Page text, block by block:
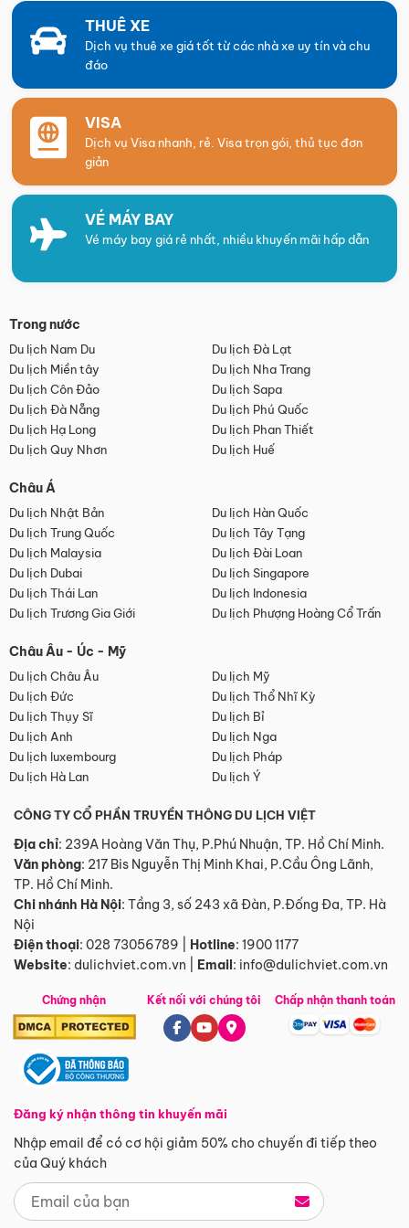
THUÊ XE
Dịch vụ thuê xe giá tốt từ các nhà xe uy tín và chu
đáo
VISA
Dịch vụ Visa nhanh, rẻ. Visa trọn gói, thủ tục đơn
giản
VÉ MÁY BAY
Vé máy bay giá rẻ nhất, nhiều khuyến mãi hấp dẫn
Trong nước
Du lịch Nam Du
Du lịch Đà Lạt
Du lịch Miền tây
Du lịch Nha Trang
Du lịch Côn Đảo
Du lịch Sapa
Du lịch Đà Nẵng
Du lịch Phú Quốc
Du lịch Hạ Long
Du lịch Phan Thiết
Du lịch Quy Nhơn
Du lịch Huế
Châu Á
Du lịch Nhật Bản
Du lịch Hàn Quốc
Du lịch Trung Quốc
Du lịch Tây Tạng
Du lịch Malaysia
Du lịch Đài Loan
Du lịch Dubai
Du lịch Singapore
Du lịch Thái Lan
Du lịch Indonesia
Du lịch Trương Gia Giới
Du lịch Phượng Hoàng Cổ Trấn
Châu Âu - Úc - Mỹ
Du lịch Châu Âu
Du lịch Mỹ
Du lịch Đức
Du lịch Thổ Nhĩ Kỳ
Du lịch Thụy Sĩ
Du lịch Bỉ
Du lịch Anh
Du lịch Nga
Du lịch luxembourg
Du lịch Pháp
Du lịch Hà Lan
Du lịch Ý
CÔNG TY CỔ PHẦN TRUYỀN THÔNG DU LỊCH VIỆT
Địa chỉ: 239A Hoàng Văn Thụ, P.Phú Nhuận, TP. Hồ Chí Minh.
Văn phòng: 217 Bis Nguyễn Thị Minh Khai, P.Cầu Ông Lãnh,
TP. Hồ Chí Minh.
Chi nhánh Hà Nội: Tầng 3, số 243 xã Đàn, P.Đống Đa, TP. Hà
Nội
Điện thoại: 028 73056789 Hotline: 1900 1177
Website: dulichviet.com.vn Email: info@dulichviet.com.vn
Chứng nhận
Đăng ký nhận thông tin khuyến mãi
Nhập email để có cơ hội giảm 50% cho chuyến đi tiếp theo
của Quý khách
Kết nối với chúng tôi Chấp nhận thanh toán